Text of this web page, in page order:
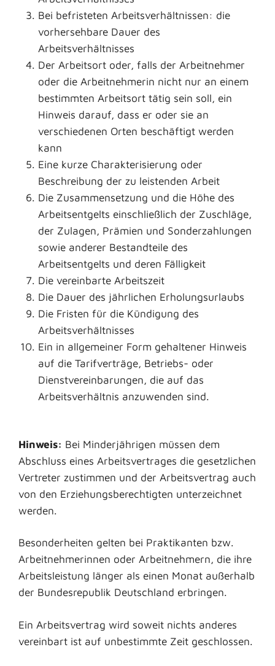
Bei befristeten Arbeitsverhältnissen: die
vorhersehbare Dauer des
Arbeitsverhältnisses
Der Arbeitsort oder, falls der Arbeitnehmer
oder die Arbeitnehmerin nicht nur an einem
bestimmten Arbeitsort tätig sein soll, ein
Hinweis darauf, dass er oder sie an
verschiedenen Orten beschäftigt werden
kann
Eine kurze Charakterisierung oder
Beschreibung der zu leistenden Arbeit
Die Zusammensetzung und die Höhe des
Arbeitsentgelts einschließlich der Zuschläge,
der Zulagen, Prämien und Sonderzahlungen
sowie anderer Bestandteile des
Arbeitsentgelts und deren Fälligkeit
Die vereinbarte Arbeitszeit
Die Dauer des jährlichen Erholungsurlaubs
Die Fristen für die Kündigung des
Arbeitsverhältnisses
Ein in allgemeiner Form gehaltener Hinweis
auf die Tarifverträge, Betriebs- oder
Dienstvereinbarungen, die auf das
Arbeitsverhältnis anzuwenden sind.
Hinweis: Bei Minderjährigen müssen dem
Abschluss eines Arbeitsvertrages die gesetzlichen
Vertreter zustimmen und der Arbeitsvertrag auch
von den Erziehungsberechtigten unterzeichnet
werden.
Besonderheiten gelten bei Praktikanten bzw.
Arbeitnehmerinnen oder Arbeitnehmern, die ihre
Arbeitsleistung länger als einen Monat außerhalb
der Bundesrepublik Deutschland erbringen.
Ein Arbeitsvertrag wird soweit nichts anderes
vereinbart ist auf unbestimmte Zeit geschlossen.